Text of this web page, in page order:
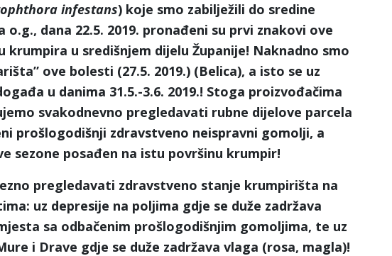
infestans) koje smo zabilježili do sredine
o.g., dana 22.5. 2019. pronađeni su prvi znakovi ove
krumpira u središnjem dijelu Županije! Naknadno smo
ove bolesti (27.5. 2019.) (Belica), a isto se uz
u danima 31.5.-3.6. 2019.! Stoga proizvođačima
svakodnevno pregledavati rubne dijelove parcela
prošlogodišnji zdravstveno neispravni gomolji, a
sezone posađen na istu površinu krumpir!
pregledavati zdravstveno stanje krumpirišta na
uz depresije na poljima gdje se duže zadržava
sa odbačenim prošlogodišnjim gomoljima, te uz
i Drave gdje se duže zadržava vlaga (rosa, magla)!